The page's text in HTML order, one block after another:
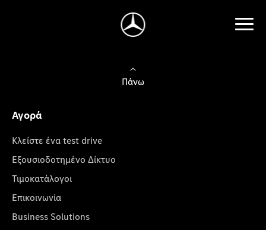
Πάνω
Αγορά
Κλείστε ένα test drive
Εξουσιοδοτημένο Δίκτυο
Τιμοκατάλογοι
Επικοινωνία
Business Solutions